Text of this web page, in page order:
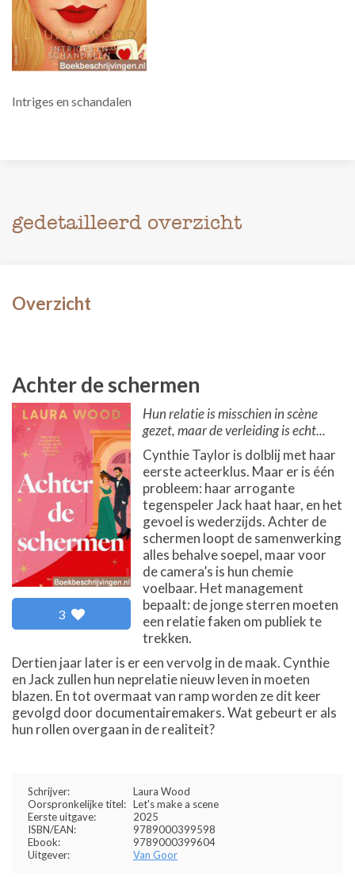
Intriges en schandalen
gedetailleerd overzicht
Overzicht
Achter de schermen
3
Hun relatie is misschien in scène
gezet, maar de verleiding is echt...
Cynthie Taylor is dolblij met haar
eerste acteerklus. Maar er is één
probleem: haar arrogante
tegenspeler Jack haat haar, en het
gevoel is wederzijds. Achter de
schermen loopt de samenwerking
alles behalve soepel, maar voor
de camera’s is hun chemie
voelbaar. Het management
bepaalt: de jonge sterren moeten
een relatie faken om publiek te
trekken.
Dertien jaar later is er een vervolg in de maak. Cynthie
en Jack zullen hun neprelatie nieuw leven in moeten
blazen. En tot overmaat van ramp worden ze dit keer
gevolgd door documentairemakers. Wat gebeurt er als
hun rollen overgaan in de realiteit?
Schrijver:
Laura Wood
Oorspronkelijke titel: Let's make a scene
Eerste uitgave:
2025
ISBN/EAN:
9789000399598
Ebook:
9789000399604
Uitgever:
Van Goor